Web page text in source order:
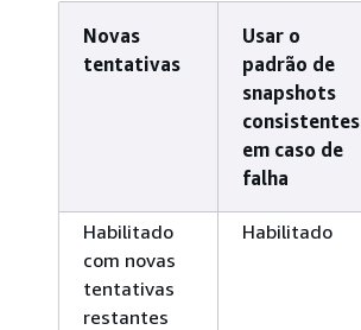
Novas
tentativas
Usar o
padrão de
snapshots
consistentes
em caso de
falha
Habilitado
com novas
tentativas
restantes
Habilitado